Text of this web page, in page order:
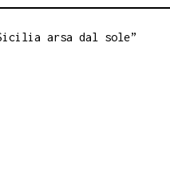
arsa dal sole”